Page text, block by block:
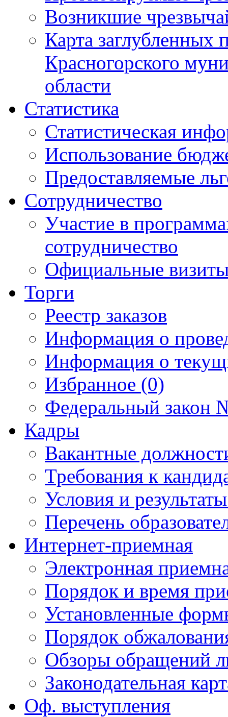
Возникшие
Карта
Красногорского
области
Статистика
Статистическая
Использование
Предоставляемые
Сотрудничество
Участие в
сотрудничество
Официальные
Торги
Реестр заказов
Информация о
Информация о
Избранное (0)
Федеральный закон
Кадры
Вакантные
Требования к
Условия и
Перечень
Интернет-приемная
Электронная
Порядок и время
Установленные
Порядок
Обзоры обращений
Законодательная
Оф. выступления